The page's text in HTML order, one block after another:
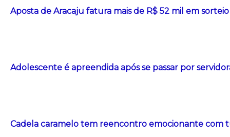
Aposta de Aracaju fatura mais de R$ 52 mil em
Adolescente é apreendida após se passar por
Cadela caramelo tem reencontro emocionante com